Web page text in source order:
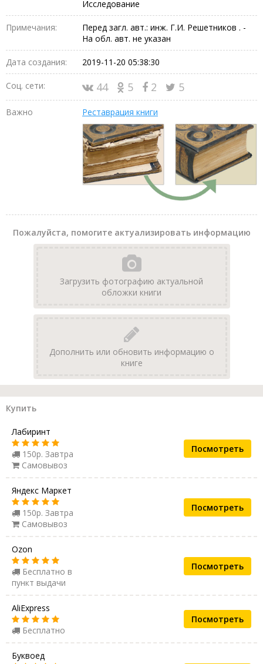
Исследование
Примечания:
Перед загл. авт.: инж. Г.И. Решетников . -
На обл. авт. не указан
Дата создания: 2019-11-20 05:38:30
Соц. сети: 44 5 2 5
Важно Реставрация книги
Пожалуйста, помогите актуализировать информацию
Загрузить фотографию актуальной
обложки книги
Дополнить или обновить информацию о
книге
Купить
Лабиринт
150р. Завтра
Самовывоз
Посмотреть
Яндекс Маркет
150р. Завтра
Самовывоз
Посмотреть
Ozon
Бесплатно в
пункт выдачи
Посмотреть
AliExpress
Бесплатно
Посмотреть
Буквоед